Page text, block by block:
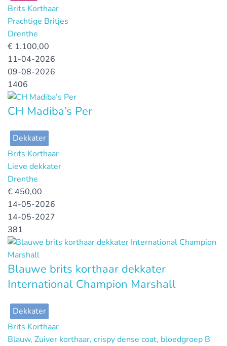
Brits Korthaar
Prachtige Britjes
Drenthe
€ 1.100,00
11-04-2026
09-08-2026
1406
CH Madiba’s Per
Dekkater
Brits Korthaar
Lieve dekkater
Drenthe
€ 450,00
14-05-2026
14-05-2027
381
Blauwe brits korthaar dekkater
International Champion Marshall
Dekkater
Brits Korthaar
Blauw, Zuiver korthaar, crispy dense coat, bloedgroep B